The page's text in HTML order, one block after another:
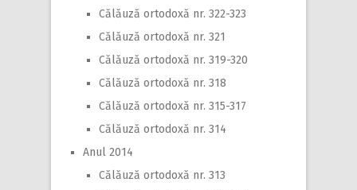
Călăuză ortodoxă nr. 322-323
Călăuză ortodoxă nr. 321
Călăuză ortodoxă nr. 319-320
Călăuză ortodoxă nr. 318
Călăuză ortodoxă nr. 315-317
Călăuză ortodoxă nr. 314
Anul 2014
Călăuză ortodoxă nr. 313